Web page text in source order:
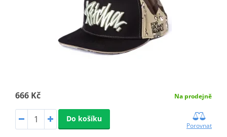
666 Kč Na prodejně
Do košíku
Porovnat